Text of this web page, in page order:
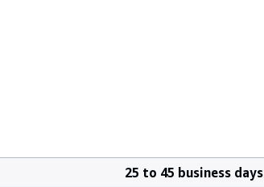
25 to 45 business days